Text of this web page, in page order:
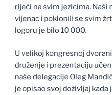
riječi na svim jezicima. Naši
vijenac i poklonili se svim
logoru je bilo 10 000.
U velikoj kongresnoj
druženje i prezentaciju
naše delegacije Oleg
je opisao svoj doživljaj kada